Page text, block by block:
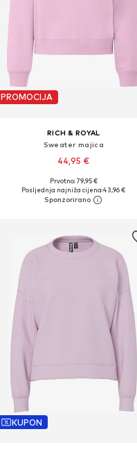
PROMOCIJA
RICH & ROYAL
Sweater majica
44,95 €
Dostupne veličine: S, M, L, XL
Dodaj u košaricu
Prvotno: 79,95 €
Posljednja najniža cijena:43,96 €
KUPON